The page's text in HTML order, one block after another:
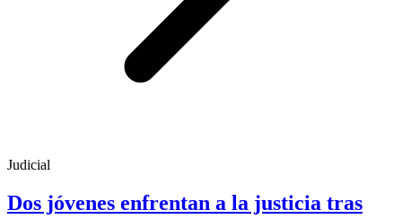
Judicial
Dos jóvenes enfrentan a la justicia tras